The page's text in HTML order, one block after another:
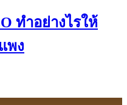
ทำอย่างไรให้
พง